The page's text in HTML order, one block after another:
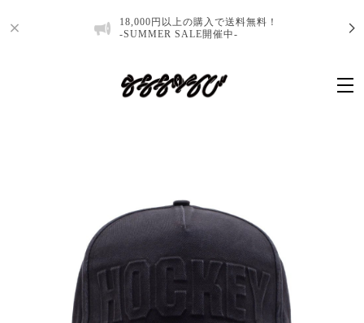
18,000円以上の購入で送料無料！
-SUMMER SALE開催中-